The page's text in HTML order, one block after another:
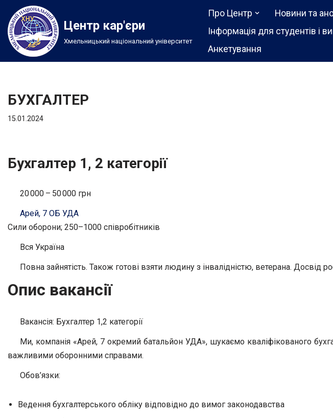
Перейти
до
вмісту
Центр кар'єри
Хмельницький національний університет
Про Центр Новини та
Інформація для студентів і
Анкетування
БУХГАЛТЕР
15.01.2024
Бухгалтер 1, 2 категорії
20 000 – 50 000 грн
Арей, 7 ОБ УДА
Сили оборони; 250–1000 співробітників
Вся Україна
Повна зайнятість. Також готові взяти людину з інвалідністю, ветерана. Досвід
Опис вакансії
Вакансія: Бухгалтер 1,2 категорії
Ми, компанія «Арей, 7 окремий батальйон УДА», шукаємо кваліфікованого
важливими оборонними справами.
Обов’язки:
Ведення бухгалтерського обліку відповідно до вимог законодавства